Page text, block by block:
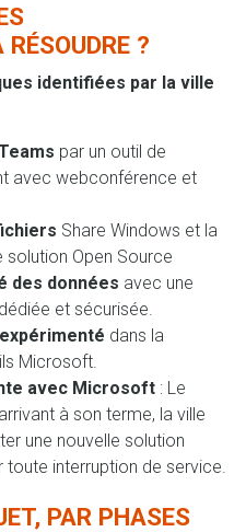
?
identifiées par la ville
par un outil de
avec webconférence et
Share Windows et la
solution Open Source
des données avec une
et sécurisée.
dans la
Microsoft.
avec Microsoft : Le
à son terme, la ville
une nouvelle solution
interruption de service.
PAR PHASES